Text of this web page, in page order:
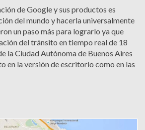
de Google y sus productos es
del mundo y hacerla universalmente
un paso más para lograrlo ya que
del tránsito en tiempo real de 18
la Ciudad Autónoma de Buenos Aires
en la versión de escritorio como en las